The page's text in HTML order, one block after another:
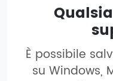
È possibile
su Windows,